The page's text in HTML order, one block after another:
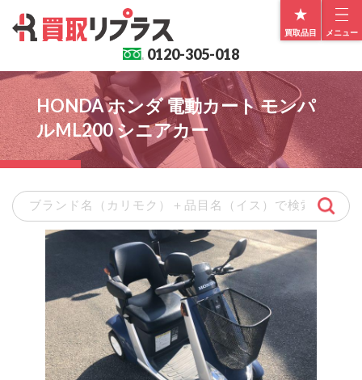
メニュー
買取品目
0120-305-018
HONDA ホンダ 電動カート モンパ
ルML200 シニアカー